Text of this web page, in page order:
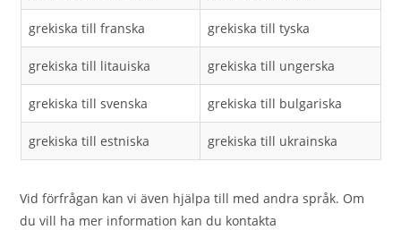
grekiska till franska grekiska till tyska
grekiska till litauiska grekiska till ungerska
grekiska till svenska grekiska till bulgariska
grekiska till estniska grekiska till ukrainska
Vid förfrågan kan vi även hjälpa till med andra språk. Om
du vill ha mer information kan du kontakta